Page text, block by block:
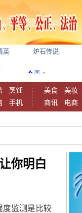
英 炉石传说
烹饪
手机
美食 美妆
商讯
电商
你明白
度监测是比较